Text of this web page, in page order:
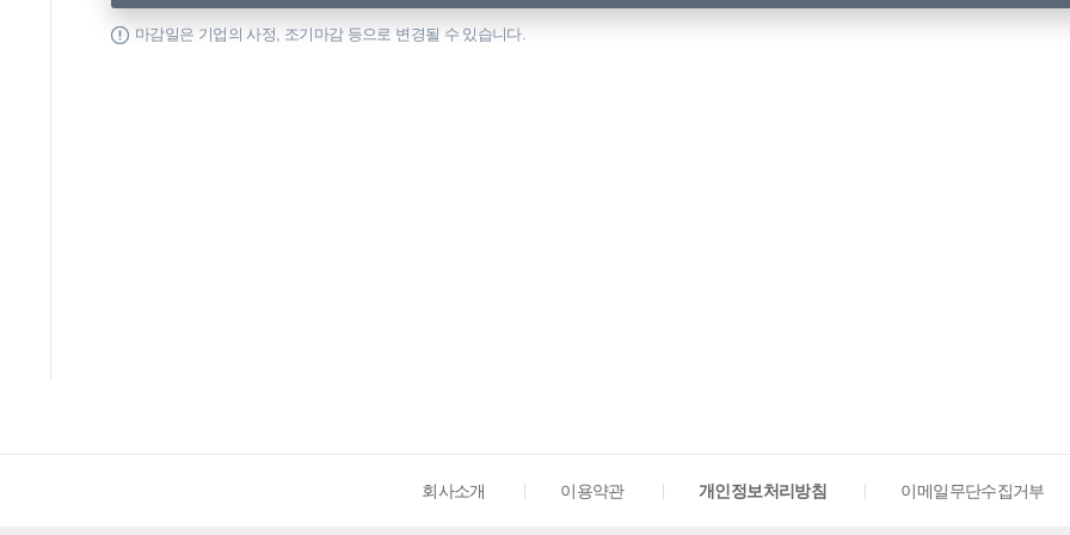
마감일은 기업의 사정, 조기마감 등으로 변경될 수 있습니다.
회사소개 이용약관 개인정보처리방침 이메일무단수집거부